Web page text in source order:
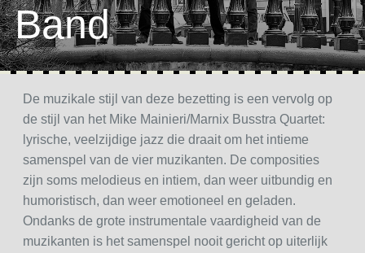
Band
De muzikale stijl van deze bezetting is een vervolg op
de stijl van het Mike Mainieri/Marnix Busstra Quartet:
lyrische, veelzijdige jazz die draait om het intieme
samenspel van de vier muzikanten. De composities
zijn soms melodieus en intiem, dan weer uitbundig en
humoristisch, dan weer emotioneel en geladen.
Ondanks de grote instrumentale vaardigheid van de
muzikanten is het samenspel nooit gericht op uiterlijk